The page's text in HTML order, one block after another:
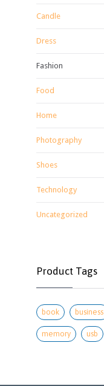
Candle
Dress
Fashion
Food
Home
Photography
Shoes
Technology
Uncategorized
Product Tags
book business
memory usb